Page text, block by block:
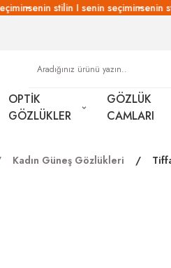
senin stilin I senin seçiminsenin
OPTİK
GÖZLÜKLER
GÖZLÜK
CAMLARI
Kadın Güneş Gözlükleri